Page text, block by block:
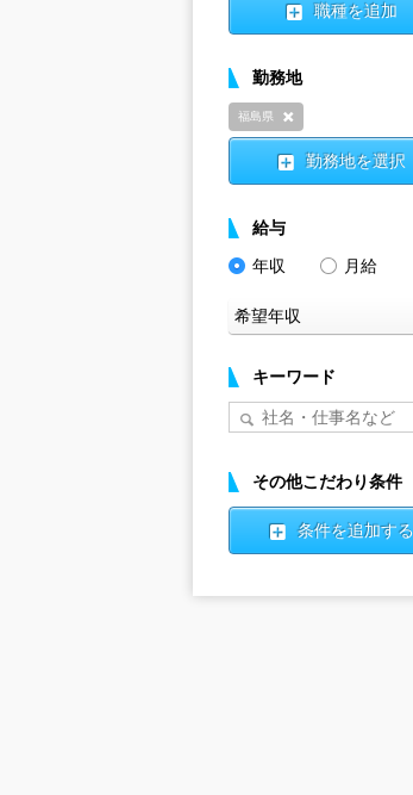
職種を追加
勤務地
福島県
勤務地を選択
給与
年収
月給
キーワード
その他こだわり条件
条件を追加する